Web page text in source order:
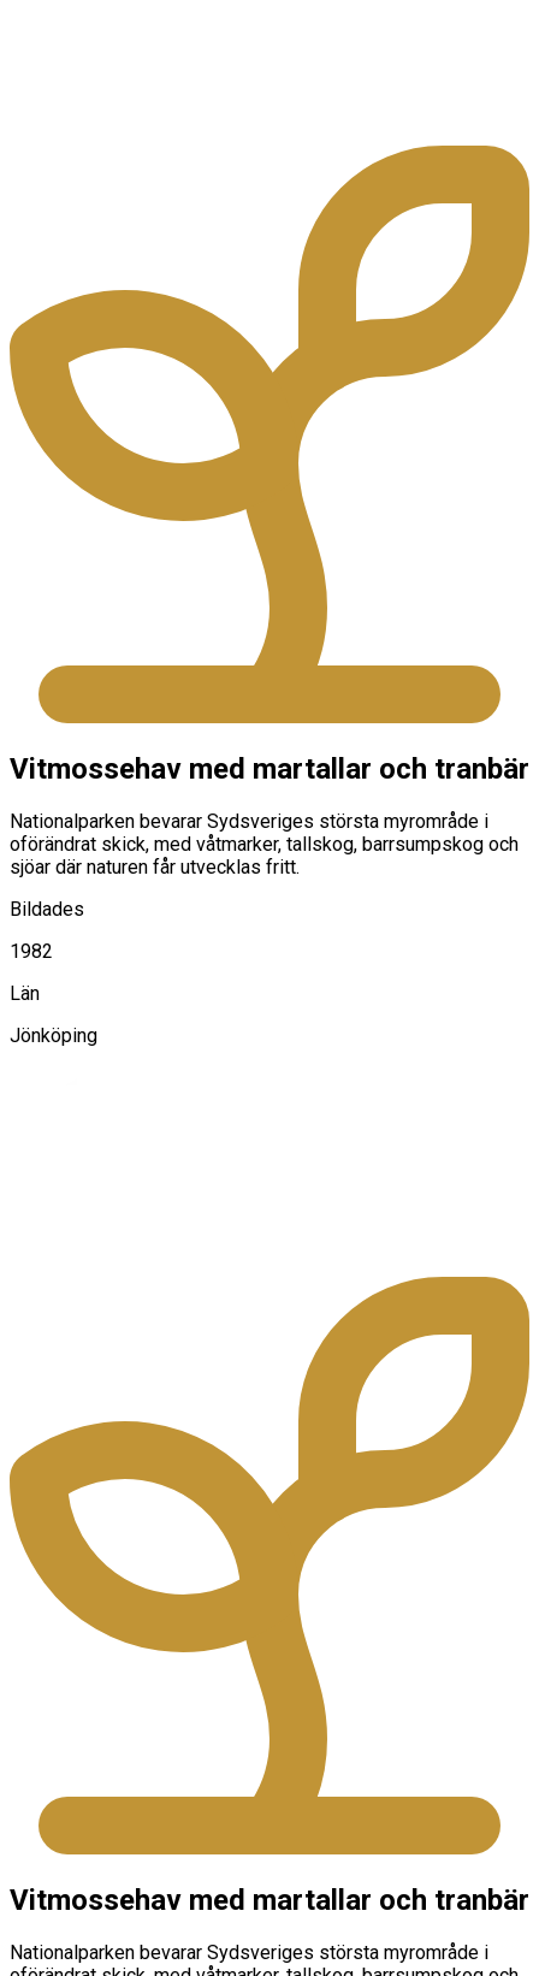
Vitmossehav med martallar och tranbär
Nationalparken bevarar Sydsveriges största myrområde i
oförändrat skick, med våtmarker, tallskog, barrsumpskog och
sjöar där naturen får utvecklas fritt.
Bildades
1982
Län
Jönköping
Vitmossehav med martallar och tranbär
Nationalparken bevarar Sydsveriges största myrområde i